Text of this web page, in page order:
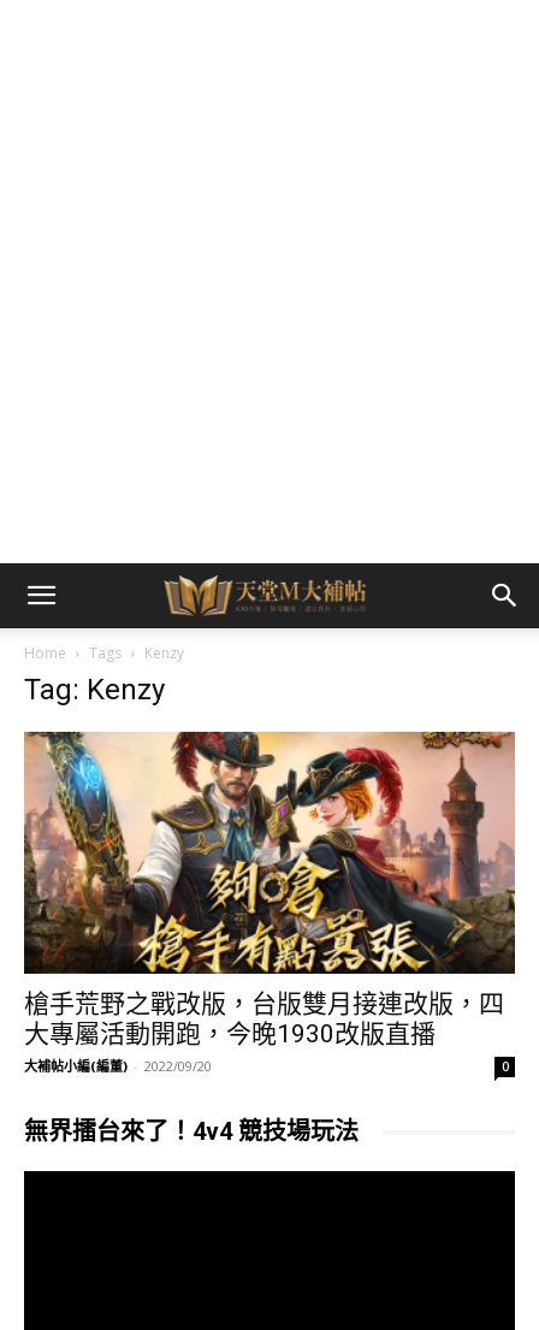
Home Tags Kenzy
Tag: Kenzy
槍手荒野之戰改版，台版雙月接連改版，四
大專屬活動開跑，今晚1930改版直播
大補帖小編(編董) - 2022/09/20 0
無界擂台來了！4v4 競技場玩法